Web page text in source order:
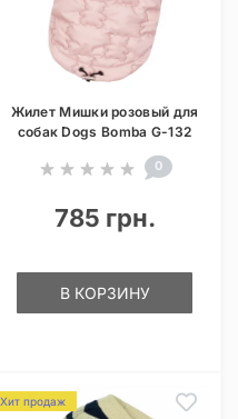
Жилет Мишки розовый для
собак Dogs Bomba G-132
0
785 грн.
В КОРЗИНУ
Хит продаж